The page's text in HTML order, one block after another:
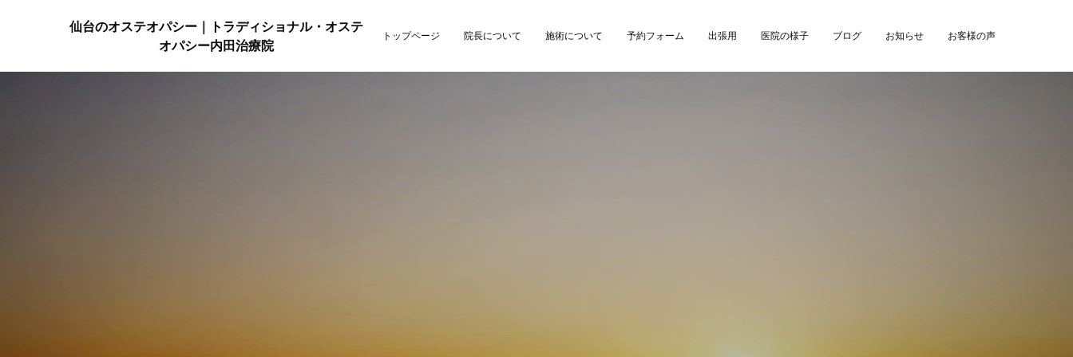
仙台のオステオパシー｜トラディショナル・オステ
オパシー内田治療院
トップページ 院長について 施術について 予約フォーム 出張用 医院の様子 ブログ お知らせ お客様の声